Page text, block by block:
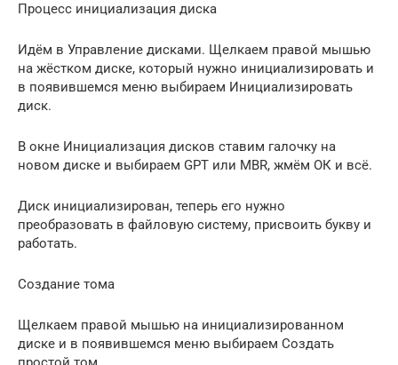
Процесс инициализация диска
Идём в Управление дисками. Щелкаем правой мышью
на жёстком диске, который нужно инициализировать и
в появившемся меню выбираем Инициализировать
диск.
В окне Инициализация дисков ставим галочку на
новом диске и выбираем GPT или MBR, жмём ОК и всё.
Диск инициализирован, теперь его нужно
преобразовать в файловую систему, присвоить букву и
работать.
Создание тома
Щелкаем правой мышью на инициализированном
диске и в появившемся меню выбираем Создать